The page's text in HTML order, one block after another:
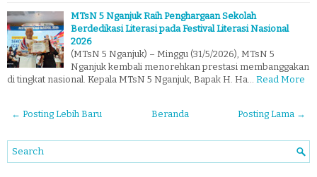
MTsN 5 Nganjuk Raih Penghargaan Sekolah
Berdedikasi Literasi pada Festival Literasi Nasional
2026
(MTsN 5 Nganjuk) – Minggu (31/5/2026), MTsN 5
Nganjuk kembali menorehkan prestasi membanggakan
di tingkat nasional. Kepala MTsN 5 Nganjuk, Bapak H. Ha… Read More
← Posting Lebih Baru Posting Lama →
Beranda